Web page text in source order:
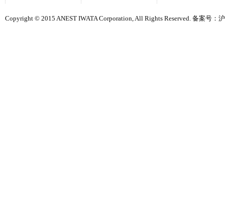
Copyright © 2015 ANEST IWATA Corporation, All Rights Reserved. 备案号：